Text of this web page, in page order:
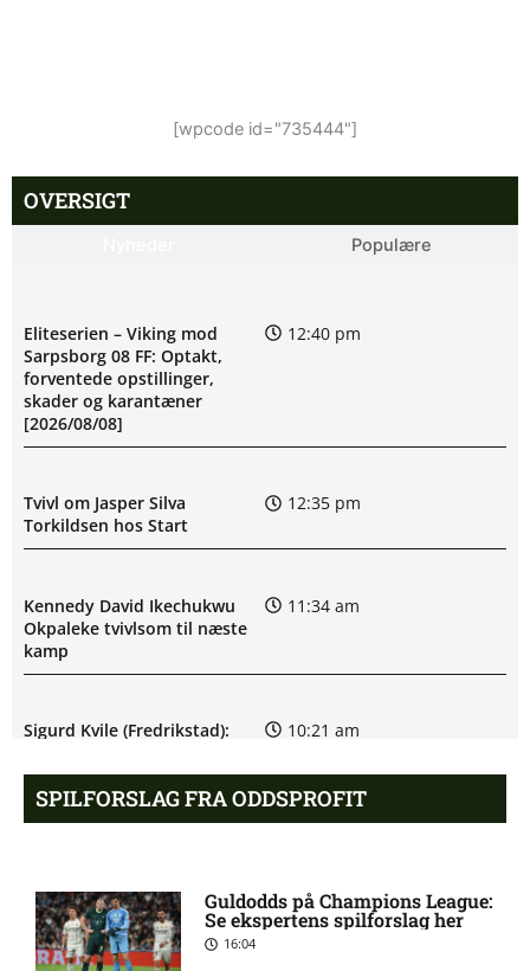
[wpcode id="735444"]
OVERSIGT
Populære
Eliteserien – Viking mod
Sarpsborg 08 FF: Optakt,
forventede opstillinger,
skader og karantæner
[2026/08/08]
12:40 pm
Tvivl om Jasper Silva
Torkildsen hos Start
12:35 pm
Kennedy David Ikechukwu
Okpaleke tvivlsom til næste
kamp
11:34 am
Sigurd Kvile (Fredrikstad):
10:21 am
skader og karantæner
[2026/08/08]
SPILFORSLAG FRA ODDSPROFIT
Guldodds på Champions League:
Se ekspertens spilforslag her
16:04